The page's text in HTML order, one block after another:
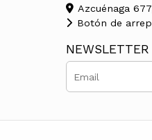
Azcuénaga
Botón de
NEWSLETTER